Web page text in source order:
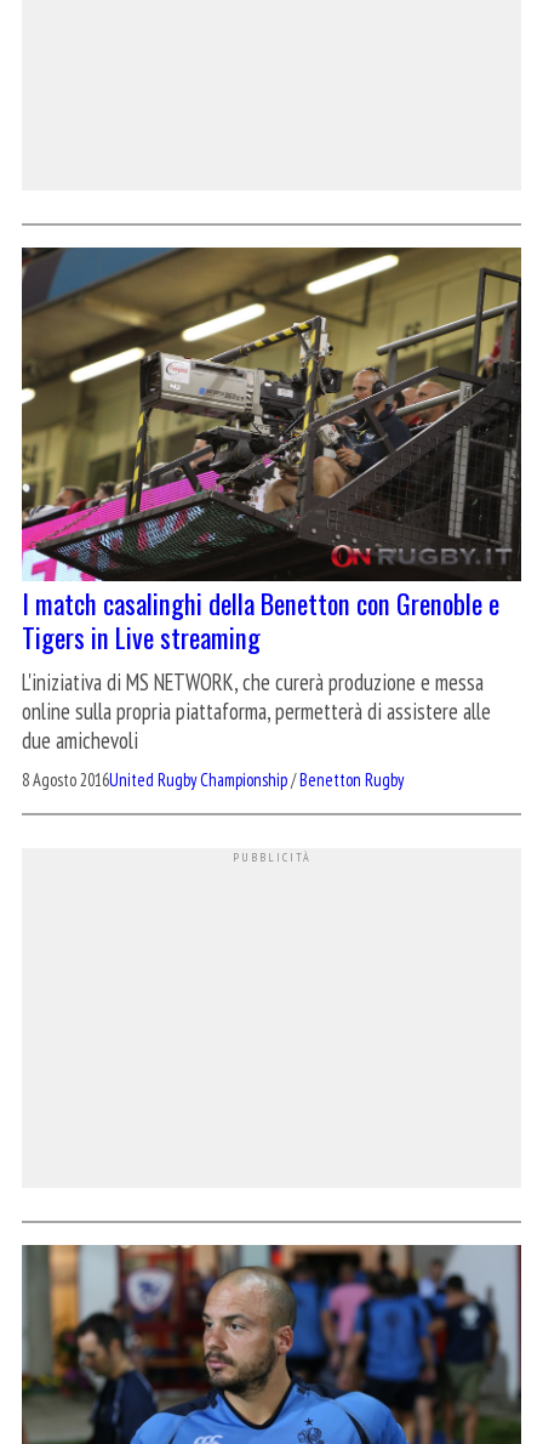
I match casalinghi della Benetton con Grenoble e
Tigers in Live streaming
L'iniziativa di MS NETWORK, che curerà produzione e messa
online sulla propria piattaforma, permetterà di assistere alle
due amichevoli
8 Agosto 2016United Rugby Championship/Benetton Rugby